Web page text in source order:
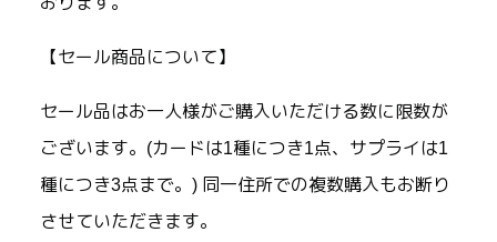
【セール商品について】
セール品はお一人様がご購入いただける数に限数が
ございます。(カードは1種につき1点、サプライは1
種につき3点まで。) 同一住所での複数購入もお断り
させていただきます。